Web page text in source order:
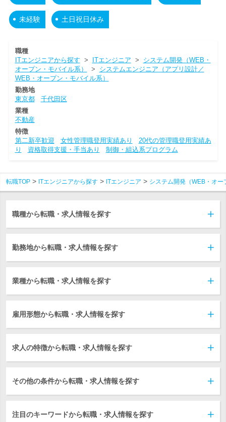
未経験 土日祝日休み
職種
ITエンジニアから探す > ITエンジニア > システム開発（WEB・
オープン・モバイル系）
> システムエンジニア（アプリ設計／
WEB・オープン・モバイル系）
勤務地
東京都
千代田区
業種
不動産
特徴
第二新卒歓迎
女性管理職登用実績あり
20代の管理職登用実績あ
り
資格取得支援・手当あり 制御・組込系プログラム
転職TOP ITエンジニアから探す ITエンジニア システム開発（WEB・オ
職種から転職・求人情報を探す
勤務地から転職・求人情報を探す
業種から転職・求人情報を探す
雇用形態から転職・求人情報を探す
求人の特徴から転職・求人情報を探す
その他の条件から転職・求人情報を探す
注目のキーワードから転職・求人情報を探す